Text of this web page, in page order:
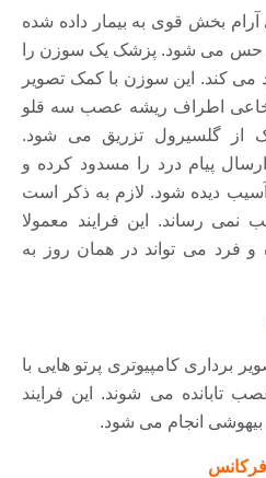
آرام بخش قوی به بیمار داده شده
می شود. پزشک یک سوزن را
می کند. این سوزن با کمک تصویر
نخاعی اطراف ریشه عصب سه قلو
از گلسیرول تزریق می شود.
پیام درد را مسدود کرده و
دیده شود. لازم به ذکر است
رساند. این فرایند معمولا
فرد می تواند در همان روز به
برداری کامپیوتری پرتو هایی با
تابانده می شوند. این فرایند
بیهوشی انجام می شود.
فرکانس